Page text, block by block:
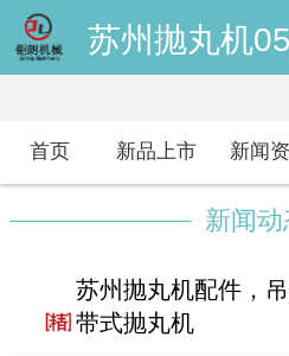
苏州抛丸机
首页 新品上市 新闻
新闻动
苏州抛丸机配件，
带式抛丸机